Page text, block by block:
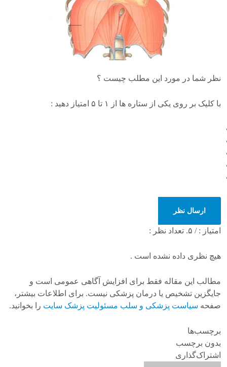
نظر شما در مورد این مطلب چیست ؟
با کلیک بر روی یکی از ستاره ها از ۱ تا ۵ امتیاز دهید :
ارسال نظر
امتیاز :/ ۵. تعداد نظر :
هیچ نظری داده نشده است .
مطالب این مقاله فقط برای افزایش آگاهی عمومی است و
جایگزین تشخیص یا درمان پزشکی نیست. برای اطلاعات بیشتر،
صفحه سیاست پزشکی و سلب مسئولیت پزشک سایت را بخوانید.
برچسب‌ها
بدون برچسب
اشتراک‌گذاری